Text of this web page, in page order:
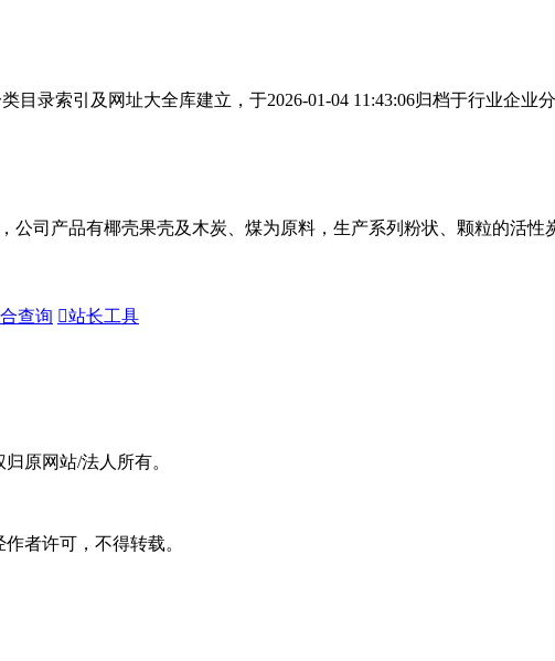
目录索引及网址大全库建立，于2026-01-04 11:43:06归档于行业企
司产品有椰壳果壳及木炭、煤为原料，生产系列粉状、颗粒的活性
查询 站长工具
原网站/法人所有。
者许可，不得转载。